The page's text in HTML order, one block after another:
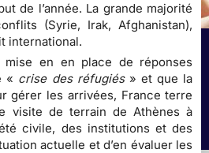
de l’année. La grande majorité
(Syrie, Irak, Afghanistan),
international.
en en place de réponses
« crise des réfugiés» et que la
gérer les arrivées, France terre
visite de terrain de Athènes à
civile, des institutions et des
actuelle et d’en évaluer les